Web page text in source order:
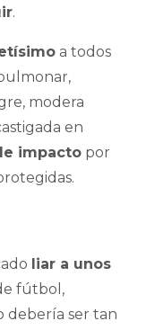
.
a todos
modera
en
impacto por
liar a unos
fútbol,
debería ser tan